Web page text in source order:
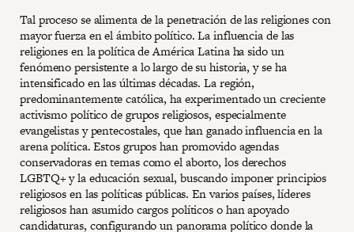
Tal proceso se alimenta de la penetración de las religiones con
mayor fuerza en el ámbito político. La influencia de las
religiones en la política de América Latina ha sido un
fenómeno persistente a lo largo de su historia, y se ha
intensificado en las últimas décadas. La región,
predominantemente católica, ha experimentado un creciente
activismo político de grupos religiosos, especialmente
evangelistas y pentecostales, que han ganado influencia en la
arena política. Estos grupos han promovido agendas
conservadoras en temas como el aborto, los derechos
LGBTQ+ y la educación sexual, buscando imponer principios
religiosos en las políticas públicas. En varios países, líderes
religiosos han asumido cargos políticos o han apoyado
candidaturas, configurando un panorama político donde la